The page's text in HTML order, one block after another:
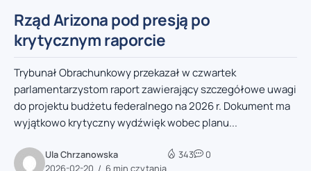
Rząd Arizona pod presją po
krytycznym raporcie
Trybunał Obrachunkowy przekazał w czwartek
parlamentarzystom raport zawierający szczegółowe uwagi
do projektu budżetu federalnego na 2026 r. Dokument ma
wyjątkowo krytyczny wydźwięk wobec planu...
Ula Chrzanowska
2026-02-20
6 min czytania
343 0